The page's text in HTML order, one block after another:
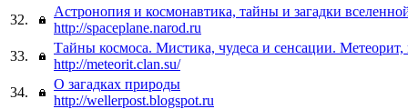
32.
Астронопия и космонавтика, тайны и загадки
http://spaceplane.narod.ru
33.
Тайны космоса. Мистика, чудеса и сенсации. Метеорит,
http://meteorit.clan.su/
34.
О загадках природы
http://wellerpost.blogspot.ru